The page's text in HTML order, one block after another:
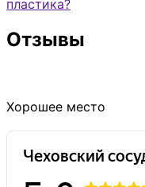
пластика?
Отзывы
Хорошее место